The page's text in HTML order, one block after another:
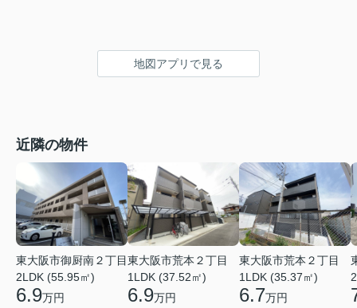
地図アプリで見る
近隣の物件
東大阪市御厨南２丁目
2LDK (55.95㎡)
6.9万円
東大阪市荒本２丁目
1LDK (37.52㎡)
6.9万円
東大阪市荒本２丁目
1LDK (35.37㎡)
6.7万円